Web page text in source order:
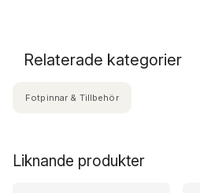
Liknande produkter
Relaterade kategorier
Fotpinnar & Tillbehör